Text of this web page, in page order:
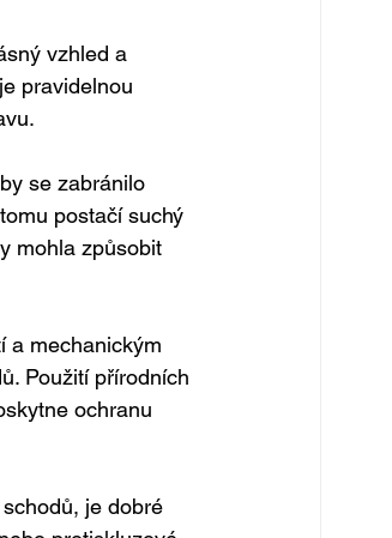
vzhled a
pravidelnou
se zabránilo
postačí suchý
mohla způsobit
a mechanickým
Použití přírodních
ochranu
je dobré